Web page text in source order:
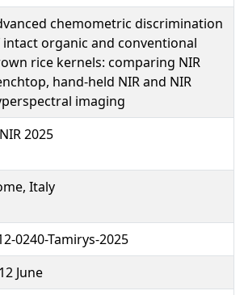
chemometric discrimination
organic and conventional
rice kernels: comparing NIR
hand-held NIR and NIR
imaging
2025
Italy
0240-Tamirys-2025
June